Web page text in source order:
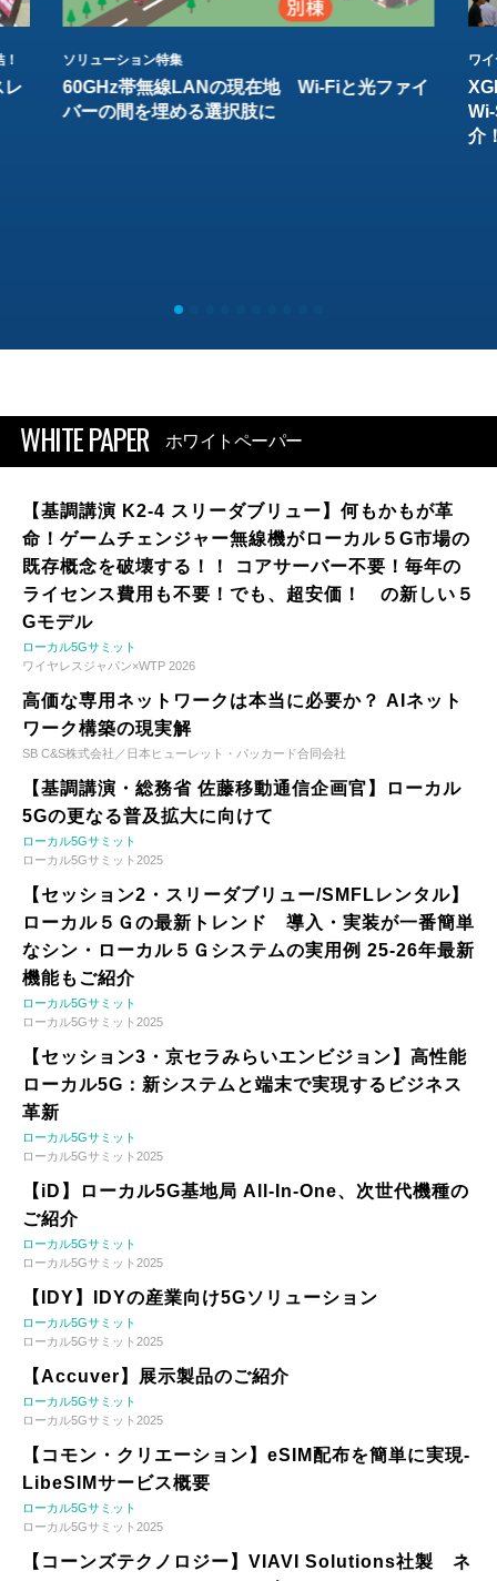
レ
ソリューション特集
60GHz帯無線LANの現在地 Wi-Fiと光ファイ
バーの間を埋める選択肢に
ワ
介
WHITE PAPER ホワイトペーパー
【基調講演 K2-4 スリーダブリュー】何もかもが革
命！ゲームチェンジャー無線機がローカル５G市場の
既存概念を破壊する！！ コアサーバー不要！毎年の
ライセンス費用も不要！でも、超安価！ の新しい５
Gモデル
ローカル5Gサミット
ワイヤレスジャパン×WTP 2026
高価な専用ネットワークは本当に必要か？ AIネット
ワーク構築の現実解
SB C&S株式会社／日本ヒューレット・パッカード合同会社
【基調講演・総務省 佐藤移動通信企画官】ローカル
5Gの更なる普及拡大に向けて
ローカル5Gサミット
ローカル5Gサミット2025
【セッション2・スリーダブリュー/SMFLレンタル】
ローカル５Ｇの最新トレンド 導入・実装が一番簡単
なシン・ローカル５Ｇシステムの実用例 25-26年最新
機能もご紹介
ローカル5Gサミット
ローカル5Gサミット2025
【セッション3・京セラみらいエンビジョン】高性能
ローカル5G：新システムと端末で実現するビジネス
革新
ローカル5Gサミット
ローカル5Gサミット2025
【iD】ローカル5G基地局 All-In-One、次世代機種の
ご紹介
ローカル5Gサミット
ローカル5Gサミット2025
【IDY】IDYの産業向け5Gソリューション
ローカル5Gサミット
ローカル5Gサミット2025
【Accuver】展示製品のご紹介
ローカル5Gサミット
ローカル5Gサミット2025
【コモン・クリエーション】eSIM配布を簡単に実現-
LibeSIMサービス概要
ローカル5Gサミット
ローカル5Gサミット2025
【コーンズテクノロジー】VIAVI Solutions社製 ネ